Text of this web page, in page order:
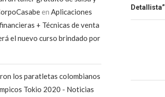
Detallista”
en Aplicaciones
+ Técnicas de venta
el nuevo curso brindado por
los paratletas colombianos
Tokio 2020 - Noticias